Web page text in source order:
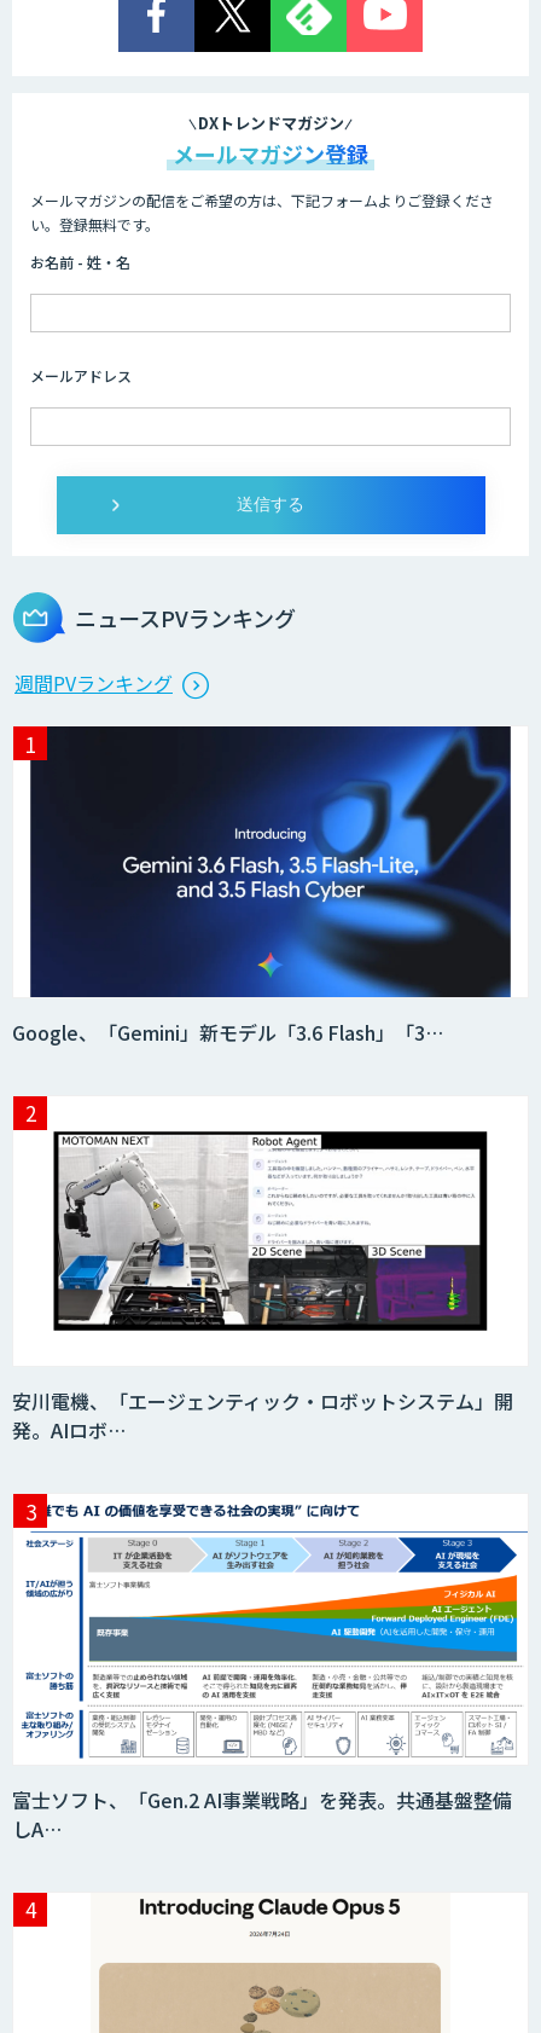
imprai ezKotae
ログミーツ powered by GPT-4
生成AI活用 1day ブートキャンプ
データ分析エージェント
「AI課題の⽬利き」コンサルティングサ
タ収集・作成
SaaS・サブスク向け収益管理プラット
フォーム「ソアスク」
JOINT AI Flow byGMO
Acompany セキュアチャット
AI価格調査ツールSmapra
Smart Search
DXトレンドマガジン
メールマガジン登録
メールマガジンの配信をご希望の方は、下記フォームよりご登録くださ
い。登録無料です。
お名前 - 姓・名
メールアドレス
ニュースPVランキング
週間PVランキング
Google、「Gemini」新モデル「3.6 Flash」「3…
安川電機、「エージェンティック・ロボットシステム」開
発。AIロボ…
富士ソフト、「Gen.2 AI事業戦略」を発表。共通基盤整備
しA…